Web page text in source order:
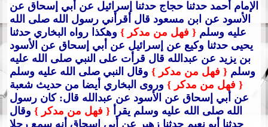
الإمام أحمد حدثنا حجاج حدثنا إسرائيل عن أبي إسحاق عن
الأسود عن ابن مسعود قال أقرأني رسول الله صلى الله
عليه وسلم { فهل من مدكر } وهكذا رواه البخاري حدثنا
يحيى حدثنا وكيع عن إسرائيل عن أبي إسحاق عن الأسود
بن يزيد عن عبدالله قال قرأت على النبي صلى الله عليه
وسلم { فهل من مدكر } وقال النبي صلى الله عليه وسلم
{ فهل من مدكر } وروى البخاري أيضا من حديث شعبة
عن أبي إسحاق عن الأسود عن عبدالله قال: كان رسول
الله صلى الله عليه وسلم يقرأ { فهل من مدكر } وقال
حدثنا أبو نعيم حدثنا زهير عن أبي إسحاق أنه سمع رجلا